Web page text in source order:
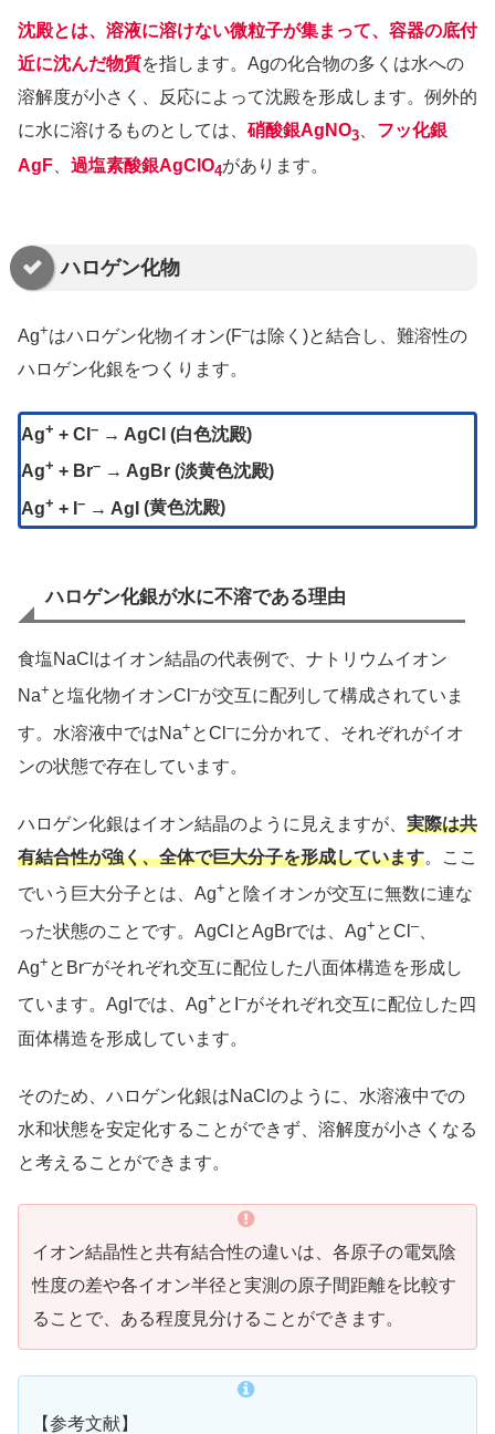
沈殿とは、溶液に溶けない微粒子が集まって、容器の底付
近に沈んだ物質を指します。Agの化合物の多くは水への
溶解度が小さく、反応によって沈殿を形成します。例外的
に水に溶けるものとしては、 硝酸銀AgNO3
フッ化銀
AgF
過塩素酸銀AgClO4があります。
ハロゲン化物
Ag+はハロゲン化物イオン(F–は除く)と結合し、難溶性の
ハロゲン化銀をつくります。
Ag+ + Cl – → AgCl (白色沈殿)
Ag+ + Br– → AgBr (淡黄色沈殿)
Ag+ + I – → AgI (黄色沈殿)
ハロゲン化銀が水に不溶である理由
食塩NaClはイオン結晶の代表例で、ナトリウムイオン
Na+ と塩化物イオンCl –が交互に配列して構成されていま
す。水溶液中ではNa+ とCl –に分かれて、それぞれがイオ
ンの状態で存在しています。
ハロゲン化銀はイオン結晶のように見えますが、 実際は共
有結合性が強く、全体で巨大分子を形成しています。ここ
でいう巨大分子とは、Ag+ と陰イオンが交互に無数に連な
った状態のことです。AgClとAgBrでは、Ag+ とCl –、
Ag+ とBr–がそれぞれ交互に配位した八面体構造を形成し
ています。AgIでは、Ag+ とI –がそれぞれ交互に配位した四
面体構造を形成しています。
そのため、ハロゲン化銀はNaClのように、水溶液中での
水和状態を安定化することができず、溶解度が小さくなる
と考えることができます。
イオン結晶性と共有結合性の違いは、各原子の電気陰
性度の差や各イオン半径と実測の原子間距離を比較す
ることで、ある程度見分けることができます。
【参考文献】